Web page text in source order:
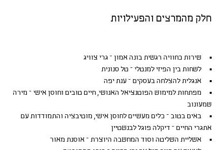
חלק מהמרצים והפעילויות
שירות כחוויה רגשית בונה אמון – גרי צוויג
לשחות בין הפיזי למנטלי – טל סנונית
אנגלית להצלחה בעסקים – ענת יפה
מפתחות למימוש הפוטנציאל האנושי, חיים טובים וחוסן אישי – מירה
שמעונוב
באים בטוב – כלים מעשיים לחוסן אישי, מוטיבציה והתמודדות עם
אתגרי החיים – דיקלה פוגל לבנשטיין
אשליית השליטה וסוד המחשבה היוצרת – אוסנת מאור